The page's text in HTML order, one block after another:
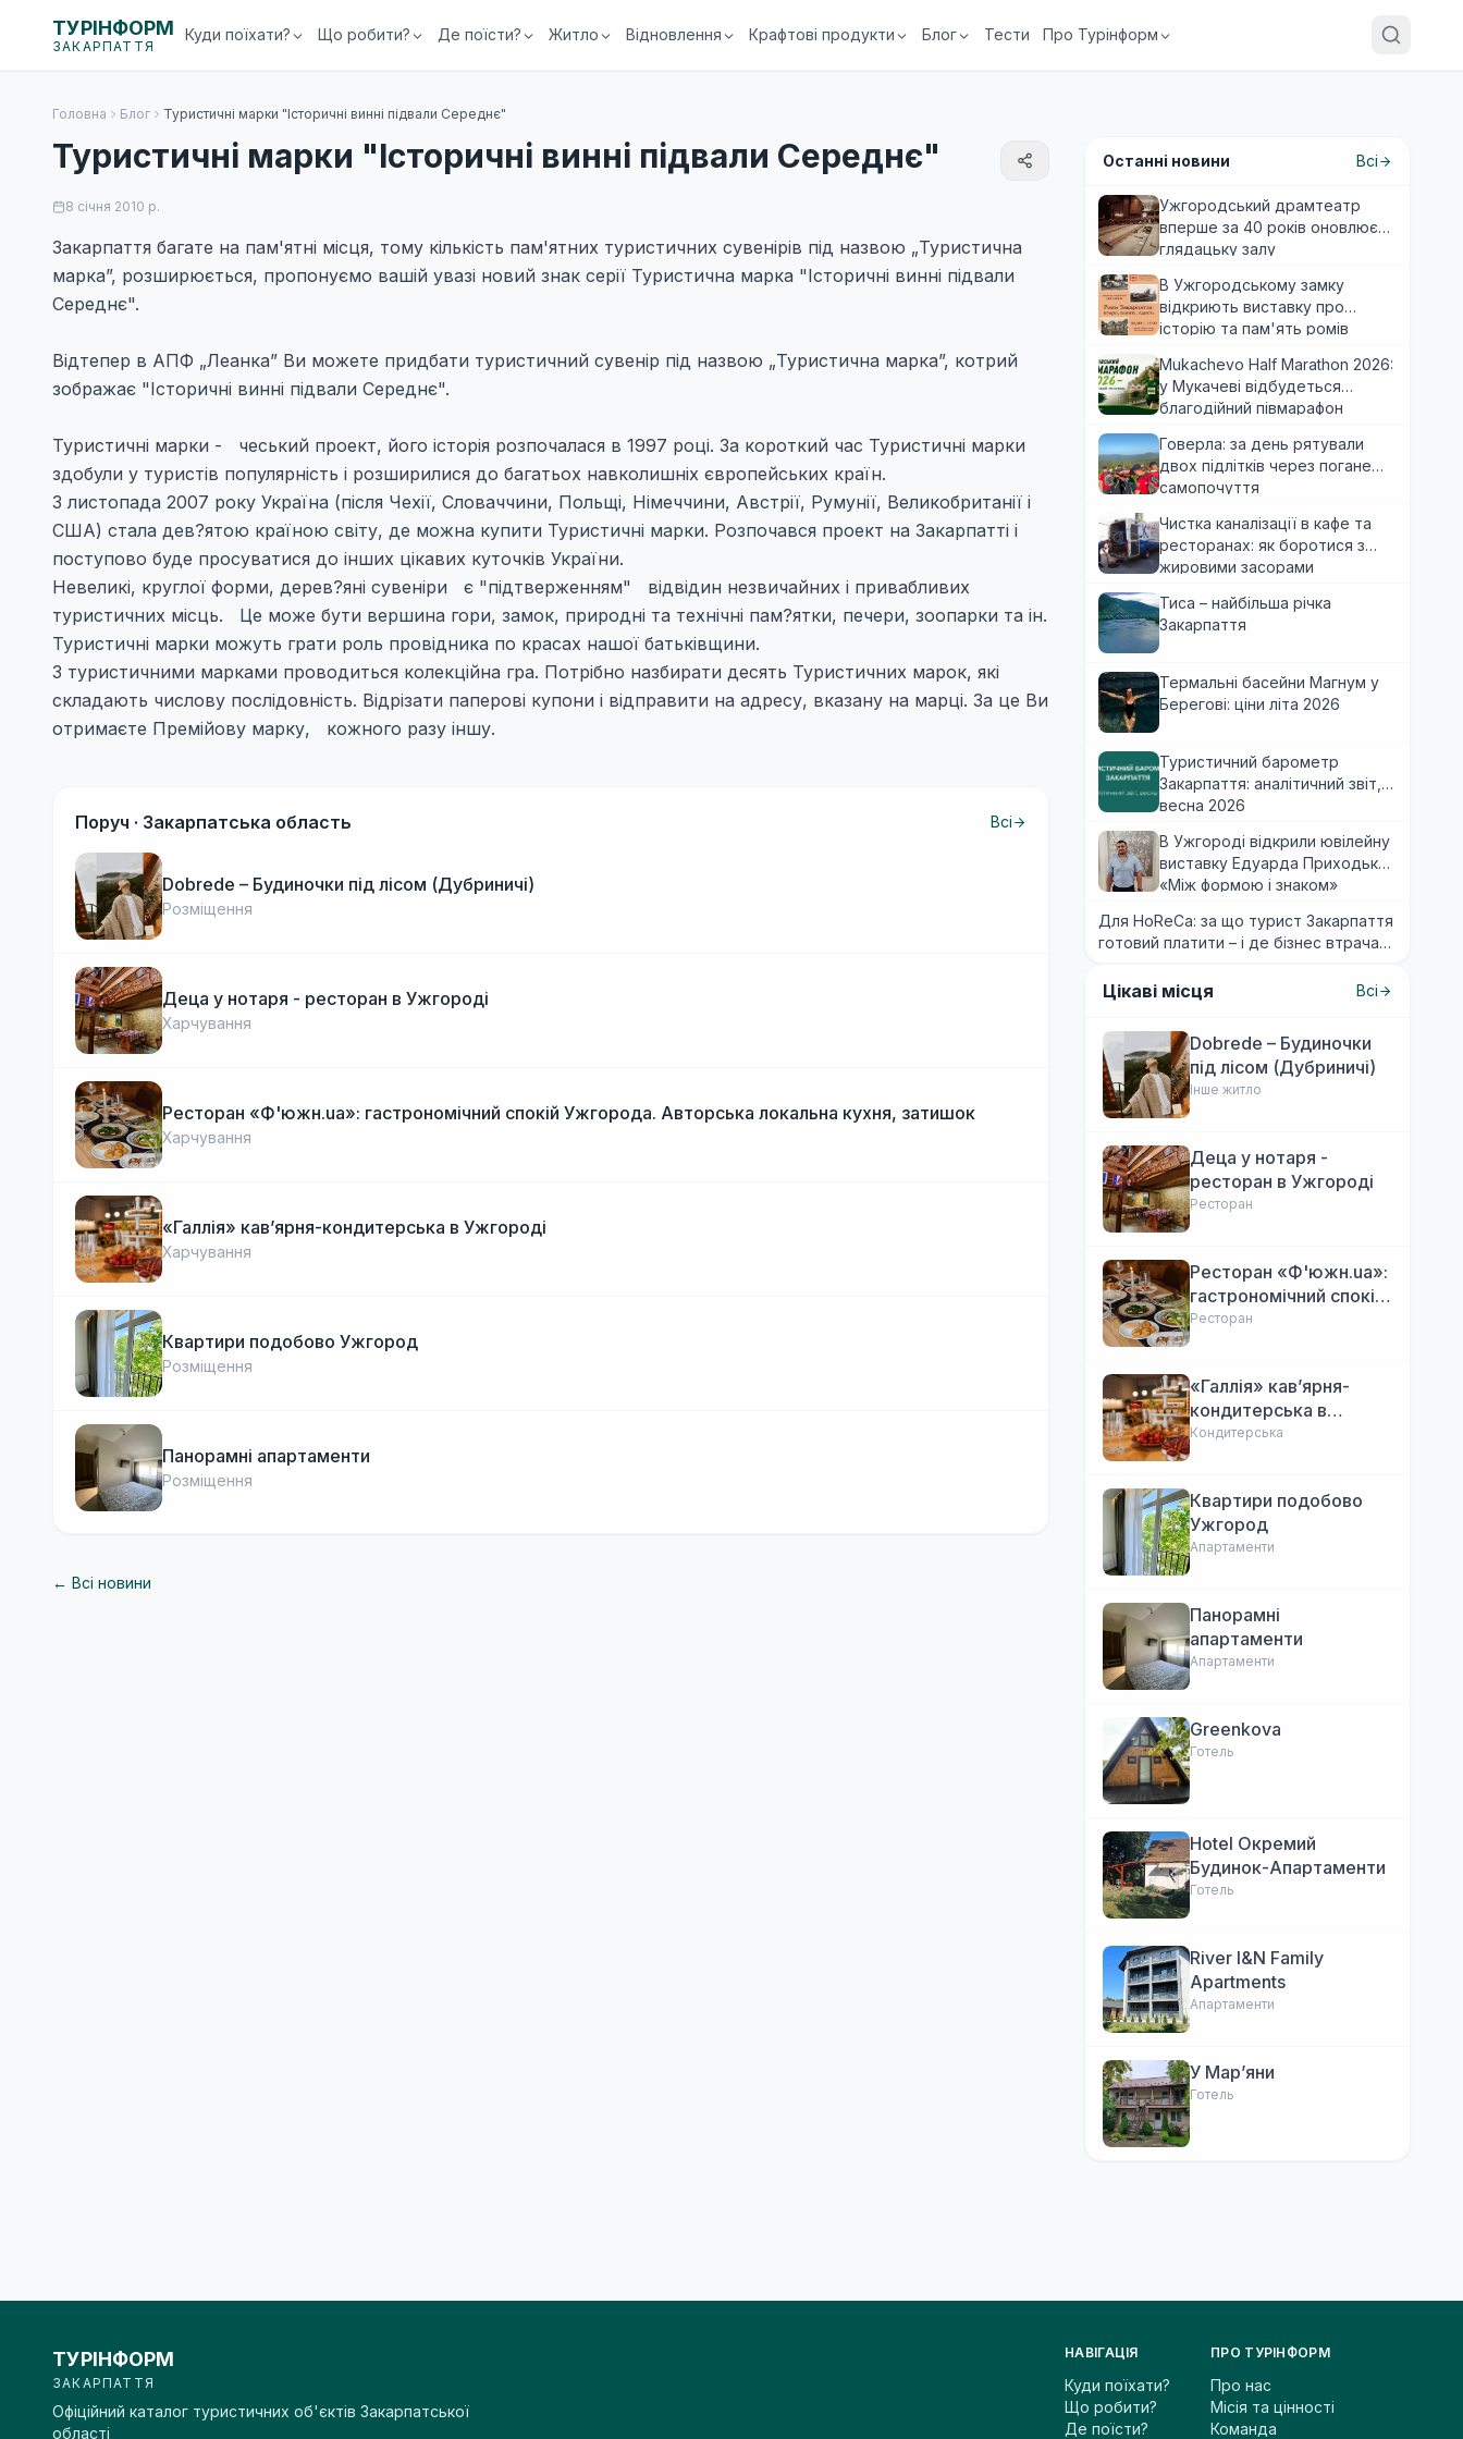
ТУРІНФОРМ
ЗАКАРПАТТЯ
Куди поїхати? Що робити? Де поїсти? Житло Відновлення Крафтові продукти Блог Тести Про Турінформ
Головна Блог Туристичні марки "Історичні винні підвали Середнє"
Туристичні марки "Історичні винні підвали Середнє"
8 січня 2010 р.
Закарпаття багате на пам'ятні місця, тому кількість пам'ятних туристичних сувенірів під назвою „Туристична
марка”, розширюється, пропонуємо вашій увазі новий знак серії Туристична марка "Історичні винні підвали
Середнє".
Відтепер в АПФ „Леанка” Ви можете придбати туристичний сувенір під назвою „Туристична марка”, котрий
зображає "Історичні винні підвали Середнє".
Туристичні марки - чеський проект, його історія розпочалася в 1997 році. За короткий час Туристичні марки
здобули у туристів популярність і розширилися до багатьох навколишніх європейських країн.
З листопада 2007 року Україна (після Чехії, Словаччини, Польщі, Німеччини, Австрії, Румунії, Великобританії і
США) стала дев?ятою країною світу, де можна купити Туристичні марки. Розпочався проект на Закарпатті і
поступово буде просуватися до інших цікавих куточків України.
Невеликі, круглої форми, дерев?яні сувеніри є "підтверженням" відвідин незвичайних і привабливих
туристичних місць. Це може бути вершина гори, замок, природні та технічні пам?ятки, печери, зоопарки та ін.
Туристичні марки можуть грати роль провідника по красах нашої батьківщини.
З туристичними марками проводиться колекційна гра. Потрібно назбирати десять Туристичних марок, які
складають числову послідовність. Відрізати паперові купони і відправити на адресу, вказану на марці. За це Ви
отримаєте Премійову марку, кожного разу іншу.
Поруч · Закарпатська область Всі
Dobrede – Будиночки під лісом (Дубриничі)
Розміщення
Деца у нотаря - ресторан в Ужгороді
Харчування
Ресторан «Ф'южн.ua»: гастрономічний спокій Ужгорода. Авторська локальна кухня, затишок
Харчування
«Галлія» кав’ярня-кондитерська в Ужгороді
Харчування
Квартири подобово Ужгород
Розміщення
Панорамні апартаменти
Розміщення
← Всі новини
Останні новини Всі
Ужгородський драмтеатр
вперше за 40 років оновлює
глядацьку залу
В Ужгородському замку
відкриють виставку про
історію та пам'ять ромів
Mukachevo Half Marathon 2026:
у Мукачеві відбудеться
благодійний півмарафон
Говерла: за день рятували
двох підлітків через погане
самопочуття
Чистка каналізації в кафе та
ресторанах: як боротися з
жировими засорами
Тиса – найбільша річка
Закарпаття
Термальні басейни Магнум у
Берегові: ціни літа 2026
Туристичний барометр
Закарпаття: аналітичний звіт,
весна 2026
В Ужгороді відкрили ювілейну
виставку Едуарда Приходька
«Між формою і знаком»
Для HoReCa: за що турист Закарпаття
готовий платити – і де бізнес втрачає
Цікаві місця Всі
Dobrede – Будиночки
під лісом (Дубриничі)
Інше житло
Деца у нотаря -
ресторан в Ужгороді
Ресторан
Ресторан «Ф'южн.ua»:
гастрономічний спокій
Ужгорода. Авторська
Ресторан
«Галлія» кав’ярня-
кондитерська в
Ужгороді
Кондитерська
Квартири подобово
Ужгород
Апартаменти
Панорамні
апартаменти
Апартаменти
Greenkova
Готель
Hotel Окремий
Будинок-Апартаменти
Готель
River I&N Family
Apartments
Апартаменти
У Марʼяни
Готель
ТУРІНФОРМ
ЗАКАРПАТТЯ
Офіційний каталог туристичних об'єктів Закарпатської
області
НАВІГАЦІЯ
Куди поїхати?
Що робити?
Де поїсти?
ПРО ТУРІНФОРМ
Про нас
Місія та цінності
Команда